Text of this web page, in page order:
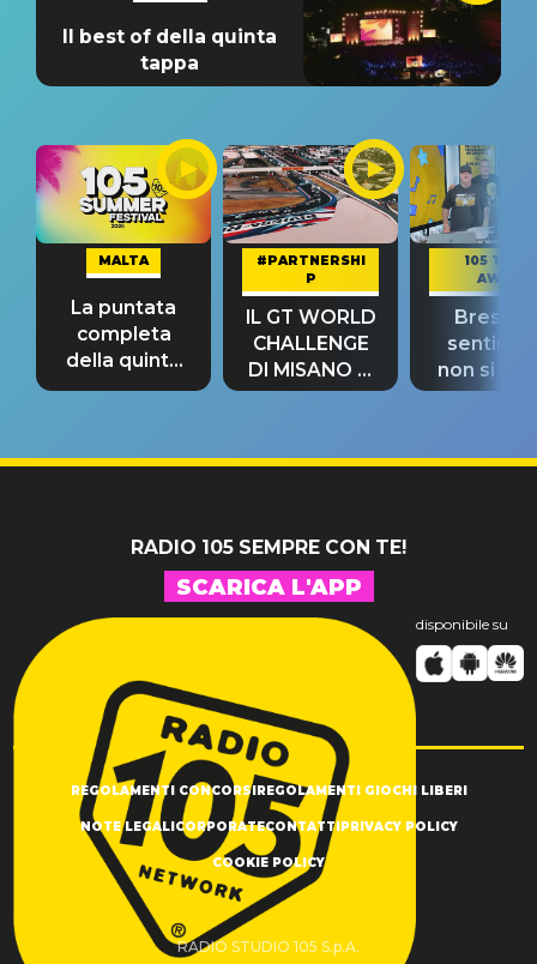
Il best of della quinta
tappa
MALTA
La puntata
completa
della quinta
tappa
#PARTNERSHI
P
IL GT WORLD
CHALLENGE
DI MISANO si
riconferma
105 TAKE
AWAY
Bresh:
non si
fino alla
RADIO 105 SEMPRE CON TE!
SCARICA L'APP
disponibile su
REGOLAMENTI CONCORSI REGOLAMENTI GIOCHI LIBERI
NOTE LEGALI CORPORATECONTATTI PRIVACY POLICY
COOKIE POLICY
RADIO STUDIO 105 S.p.A.